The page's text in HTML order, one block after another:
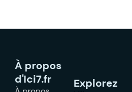
À propos
d'Ici7.fr
Explorez